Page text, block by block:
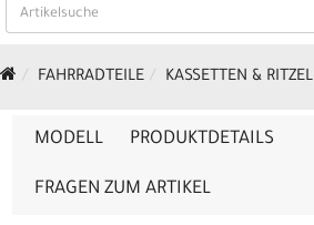
FAHRRADTEILE KASSETTEN & RITZEL
MODELL PRODUKTDETAILS
FRAGEN ZUM ARTIKEL